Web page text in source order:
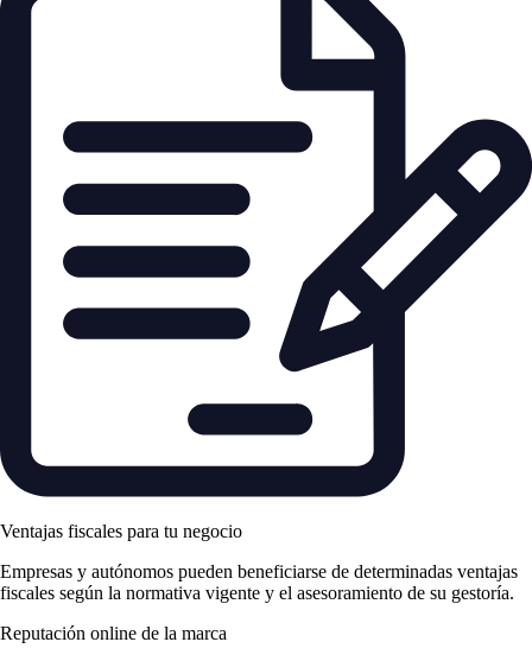
Ventajas fiscales para tu negocio
Empresas y autónomos pueden beneficiarse de determinadas ventajas
fiscales según la normativa vigente y el asesoramiento de su gestoría.
Reputación online de la marca